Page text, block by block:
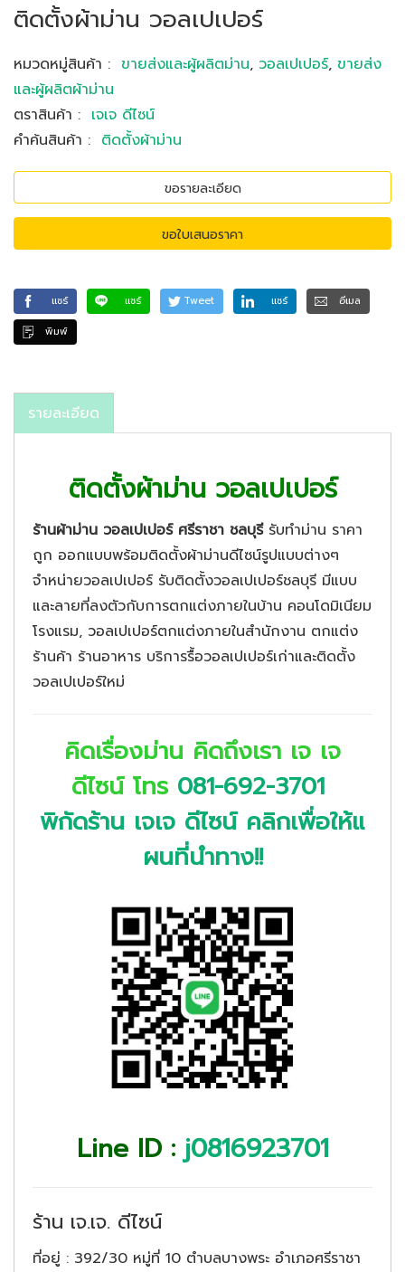
ติดตั้งผ้าม่าน วอลเปเปอร์
หมวดหมู่สินค้า : ขายส่งและผู้ผลิตม่าน, วอลเปเปอร์, ขายส่ง
และผู้ผลิตผ้าม่าน
ตราสินค้า : เจเจ ดีไซน์
คำค้นสินค้า : ติดตั้งผ้าม่าน
ขอรายละเอียด
ขอใบเสนอราคา
แชร์ แชร์ Tweet แชร์
อีเมล
พิมพ์
รายละเอียด
ติดตั้งผ้าม่าน วอลเปเปอร์
ร้านผ้าม่าน วอลเปเปอร์ ศรีราชา ชลบุรีรับทำม่าน ราคา
ถูก ออกแบบพร้อมติดตั้งผ้าม่านดีไซน์รูปแบบต่างๆ
จำหน่ายวอลเปเปอร์ รับติดตั้งวอลเปเปอร์ชลบุรี มีแบบ
และลายที่ลงตัวกับการตกแต่งภายในบ้าน คอนโดมิเนียม
โรงแรม, วอลเปเปอร์ตกแต่งภายในสำนักงาน ตกแต่ง
ร้านค้า ร้านอาหาร บริการรื้อวอลเปเปอร์เก่าและติดตั้ง
วอลเปเปอร์ใหม่
คิดเรื่องม่าน คิดถึงเรา เจ เจ
ดีไซน์ โทร 081-692-3701
พิกัดร้าน เจเจ ดีไซน์ คลิกเพื่อให้แ
ผนที่นำทาง!!
Line ID : j0816923701
ร้าน เจ.เจ. ดีไซน์
ที่อยู่ : 392/30 หมู่ที่ 10 ตำบลบางพระ อำเภอศรีราชา